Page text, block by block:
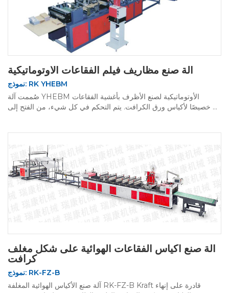
آلة صنع مظاريف فيلم الفقاعات الأوتوماتيكية
نموذج: RK YHEBM
صُممت آلة YHEBM الأوتوماتيكية لصنع الأظرف بأغشية الفقاعات
خصيصًا لأكياس ورق الكرافت. يتم التحكم في كل شيء، من الفتح إلى ...
آلة صنع أكياس الفقاعات الهوائية على شكل مغلف
كرافت
نموذج: RK-FZ-B
آلة صنع الأكياس الهوائية المغلفة RK-FZ-B Kraft قادرة على إنهاء